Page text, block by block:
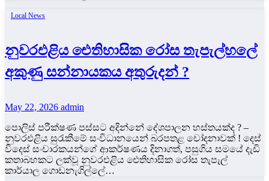
Local News
නුවරඑළිය ඓතිහාසික රෝස තැපැල්හලේ
අකුණු සන්නායකය අතුරුදන් ?
May 22, 2026 admin
පොලිස් පරීක්ෂණ පස්සට අදින්නේ දේශපාලන හස්තයක්ද ? –
නුවරඑළිය සුරැකීමේ සංවිධානයෙන් බරපතළ චෝදනාවක් ! දෙස්
විදෙස් සංචාරකයන්ගේ ආකර්ෂණය දිනාගත්, පසුගිය සමයේ දැඩි
කතාබහකට ලක්වූ නුවරඑළිය ඓතිහාසික රෝස තැපැල්
කාර්යාල ගොඩනැගිල්ලේ…